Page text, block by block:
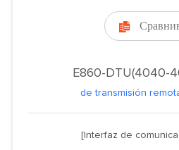

E860-DTU(4040-
de transmisión
[Interfaz de